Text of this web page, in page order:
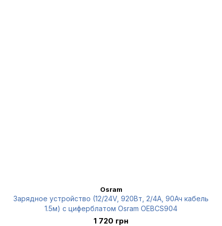
Osram
Зарядное устройство (12/24V, 920Вт, 2/4А, 90Ач кабель
1.5м) с циферблатом Osram OEBCS904
1 720 грн